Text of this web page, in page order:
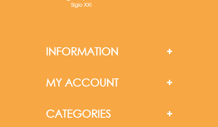
INFORMATION
MY ACCOUNT
CATEGORIES